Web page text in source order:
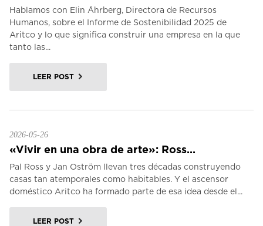
Hablamos con Elin Åhrberg, Directora de Recursos
Humanos, sobre el Informe de Sostenibilidad 2025 de
Aritco y lo que significa construir una empresa en la que
tanto las...
LEER POST
2026-05-26
«Vivir en una obra de arte»: Ross...
Pal Ross y Jan Oström llevan tres décadas construyendo
casas tan atemporales como habitables. Y el ascensor
doméstico Aritco ha formado parte de esa idea desde el...
LEER POST